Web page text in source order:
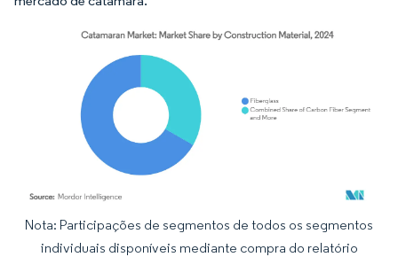
Imagem © Mordor Intelligence. O reuso requer atribuição conforme CC BY 4.0.
Nota: Participações de segmentos de todos os segmentos
individuais disponíveis mediante compra do relatório